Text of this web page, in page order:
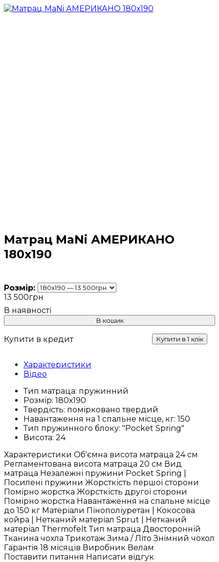
Матрац MaNi АМЕРИКАНО
180х190
Розмір:
13 500грн
В кошик
Купити в кредит Купити в 1 клік
Характеристики
Відео
Тип матраца: пружинний
Розмір: 180х190
Твердість: помірковано твердий
Навантаження на 1 спальне місце, кг: 150
Тип пружинного блоку: "Pocket Spring"
Висота: 24
Характеристики Об'ємна висота матраца 24 см
Регламентована висота матраца 20 см Вид
матраца Незалежні пружини Pocket Spring |
Посилені пружини Жорсткість першої сторони
Помірно жорстка Жорсткість другої сторони
Помірно жорстка Навантаження на спальне місце
до 150 кг Матеріали Пінополіуретан | Кокосова
койра | Нетканий матеріал Sprut | Нетканий
матеріал Thermofelt Тип матраца Двосторонній
Тканина чохла Трикотаж Зима / Літо Знімний чохол
Гарантія 18 місяців Виробник Велам
Поставити питання Написати відгук